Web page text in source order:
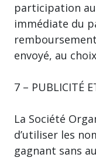
participation
immédiate du
envoyé, au
7 – PUBLICITÉ
La Société
d’utiliser les
gagnant sans